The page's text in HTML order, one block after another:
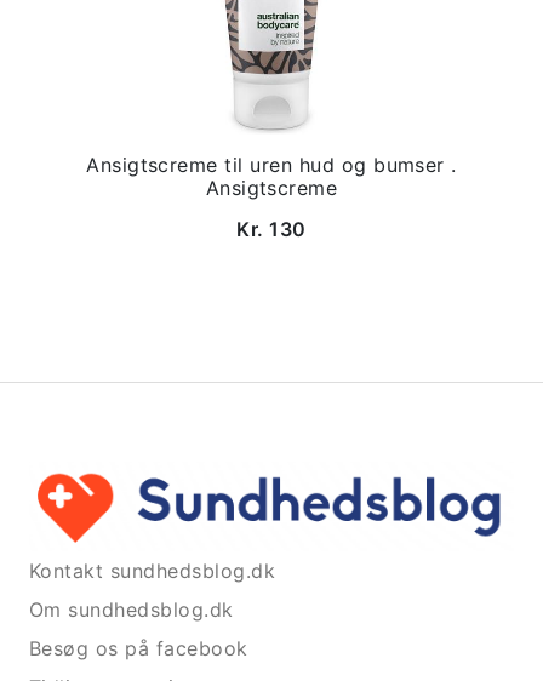
Ansigtscreme til uren hud og bumser .
Ansigtscreme
Kr. 130
Kontakt sundhedsblog.dk
Om sundhedsblog.dk
Besøg os på facebook